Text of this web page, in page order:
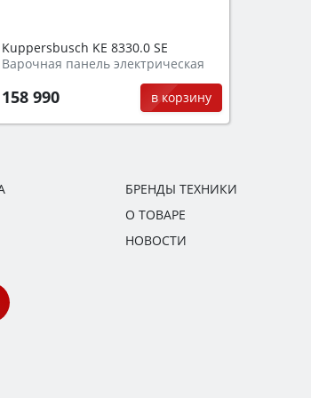
Kuppersbusch KE 8330.0 SE
Варочная панель электрическая
158 990 в корзину
БРЕНДЫ ТЕХНИКИ
О ТОВАРЕ
НОВОСТИ